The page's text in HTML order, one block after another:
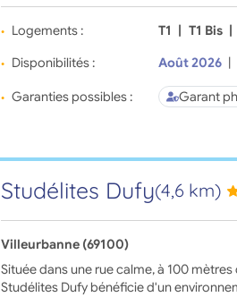
Logements : T1 | T1 Bis |
Disponibilités :
Août 2026 |
Garanties possibles : Garant
Studélites Dufy(4,6 km)
Villeurbanne (69100)
Située dans une rue calme, à 100
Studélites Dufy bénéficie d'un